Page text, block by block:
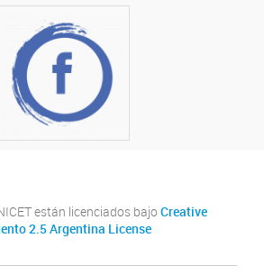
están licenciados bajo Creative
2.5 Argentina License